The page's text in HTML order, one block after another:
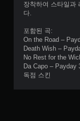
장착하여 스타일과
다.
포함된 곡:
On the Road –
Death Wish –
No Rest for the
Da Capo – Payday
독점 스킨